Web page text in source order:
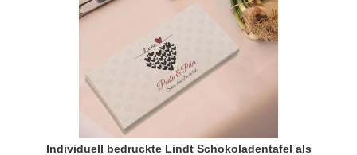
Individuell bedruckte Lindt Schokoladentafel als